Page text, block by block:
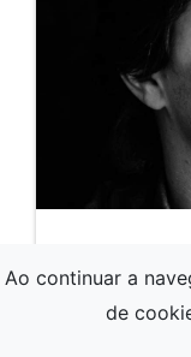
A Força das
27/01/2024
Ao continuar a
de